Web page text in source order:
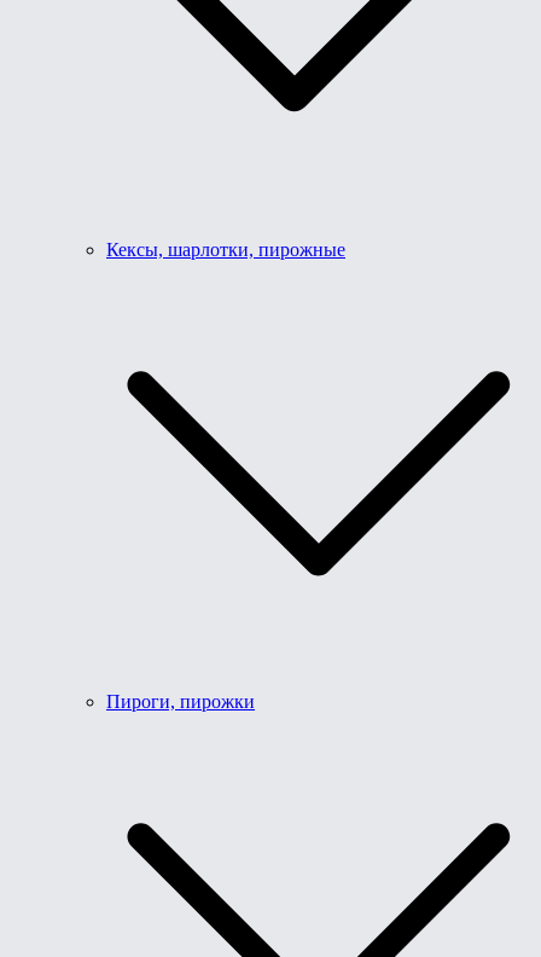
Кексы, шарлотки, пирожные
Пироги, пирожки